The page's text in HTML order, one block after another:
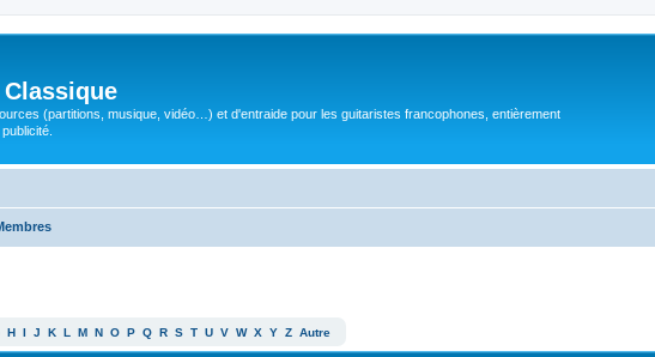
(partitions, musique, vidéo…) et d'entraide pour les guitaristes francophones, entièrement
H I J K L M N O P Q R S T U V W X Y Z Autre